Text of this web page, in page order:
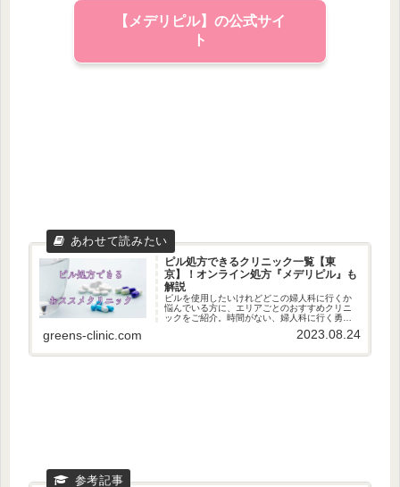
【メデリピル】の公式サイ
ト
ピル処方できるクリニック一覧【東
京】！オンライン処方『メデリピル』も
解説
ピルを使用したいけれどどこの婦人科に行くか
悩んでいる方に、エリアごとのおすすめクリニ
ックをご紹介。時間がない、婦人科に行く勇気
greens-clinic.com 2023.08.24